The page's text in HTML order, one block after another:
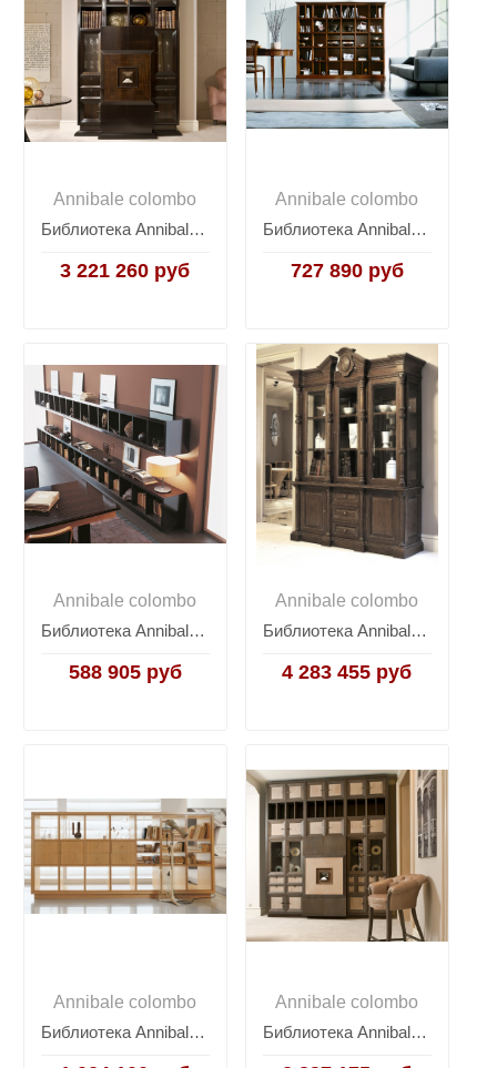
Annibale colombo
Библиотека Annibale Colombo Time D1495
3 221 260 руб
Annibale colombo
Библиотека Annibale Colombo Time L1203
727 890 руб
Annibale colombo
Библиотека Annibale Colombo Today W1240/P
588 905 руб
Annibale colombo
Библиотека Annibale Colombo Time L1517
4 283 455 руб
Annibale colombo
Библиотека Annibale Colombo Today W1271
Annibale colombo
Библиотека Annibale Colombo Today D1494